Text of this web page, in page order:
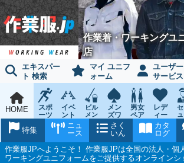
作業着・ワーキングユ
店
エキスパー
ト 検索
マイ ユニフ
ォーム
ユーザー
サービス
HOME
スポ
ーツ
ウェ
イベ
ント
チー
ム
ビル
メン
ンス
メン
ズワ
ーキ
ング
男女
ペア
レデ
ィー
ス
ワー
キン
グ
カタ
ログ
さく
いん
ニュ
ース
特集
作業服JPへようこそ！ 作業服JPは全国の法人・個
ワーキングユニフォームをご提供するオンラインシ